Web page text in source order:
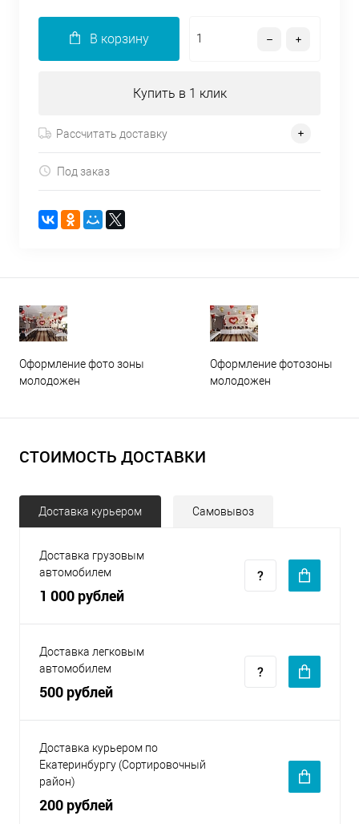
В корзину
Купить в 1 клик
Рассчитать доставку
Под заказ
Оформление фото зоны
молодожен
Оформление фотозоны
молодожен
СТОИМОСТЬ ДОСТАВКИ
Доставка курьером Самовывоз
Доставка грузовым
автомобилем
1 000 рублей
Доставка легковым
автомобилем
500 рублей
Доставка курьером по
Екатеринбургу (Сортировочный
район)
200 рублей